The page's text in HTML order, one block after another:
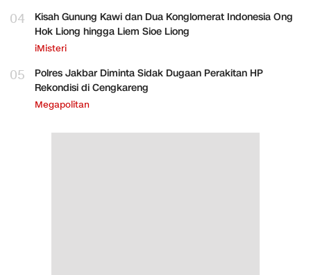
04
Kisah Gunung Kawi dan Dua Konglomerat Indonesia Ong
Hok Liong hingga Liem Sioe Liong
iMisteri
05
Polres Jakbar Diminta Sidak Dugaan Perakitan HP
Rekondisi di Cengkareng
Megapolitan